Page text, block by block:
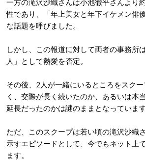
一方の滝沢沙織さんは小池徹平さんより
性であり、「年上美女と年下イケメン俳
な話題を呼びました 。
しかし、この報道に対して両者の事務所
人」として熱愛を否定。
その後、2人が一緒にいるところをスク
く、交際が長く続いたのか、あるいは本
延長だったのかは謎のままとなっていま
ただ、このスクープは若い頃の滝沢沙織
示すエピソードとして、今でもネット上
ます。